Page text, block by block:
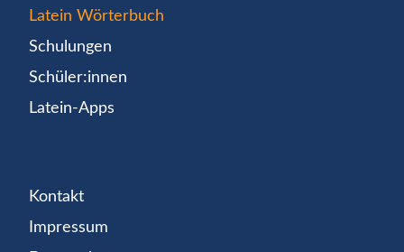
Latein Wörterbuch
Schulungen
Schüler:innen
Latein-Apps
Kontakt
Impressum